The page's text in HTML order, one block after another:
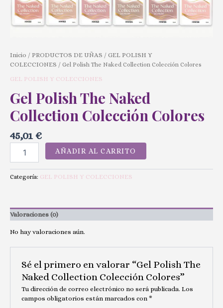
Inicio / PRODUCTOS DE UÑAS / GEL POLISH Y
COLECCIONES / Gel Polish The Naked Collection Colección Colores
GEL POLISH Y COLECCIONES
Gel Polish The Naked
Collection Colección Colores
45,01€
AÑADIR AL CARRITO
Categoría: GEL POLISH Y COLECCIONES
Valoraciones (0)
No hay valoraciones aún.
Sé el primero en valorar “Gel Polish The
Naked Collection Colección Colores”
Tu dirección de correo electrónico no será publicada. Los
campos obligatorios están marcados con *